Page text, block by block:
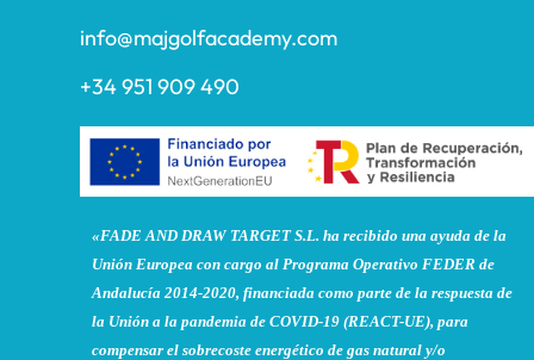
info@majgolfacademy.com
+34 951 909 490
«FADE AND DRAW TARGET S.L. ha recibido una ayuda de la
Unión Europea con cargo al Programa Operativo FEDER de
Andalucía 2014-2020, financiada como parte de la respuesta de
la Unión a la pandemia de COVID-19 (REACT-UE), para
compensar el sobrecoste energético de gas natural y/o